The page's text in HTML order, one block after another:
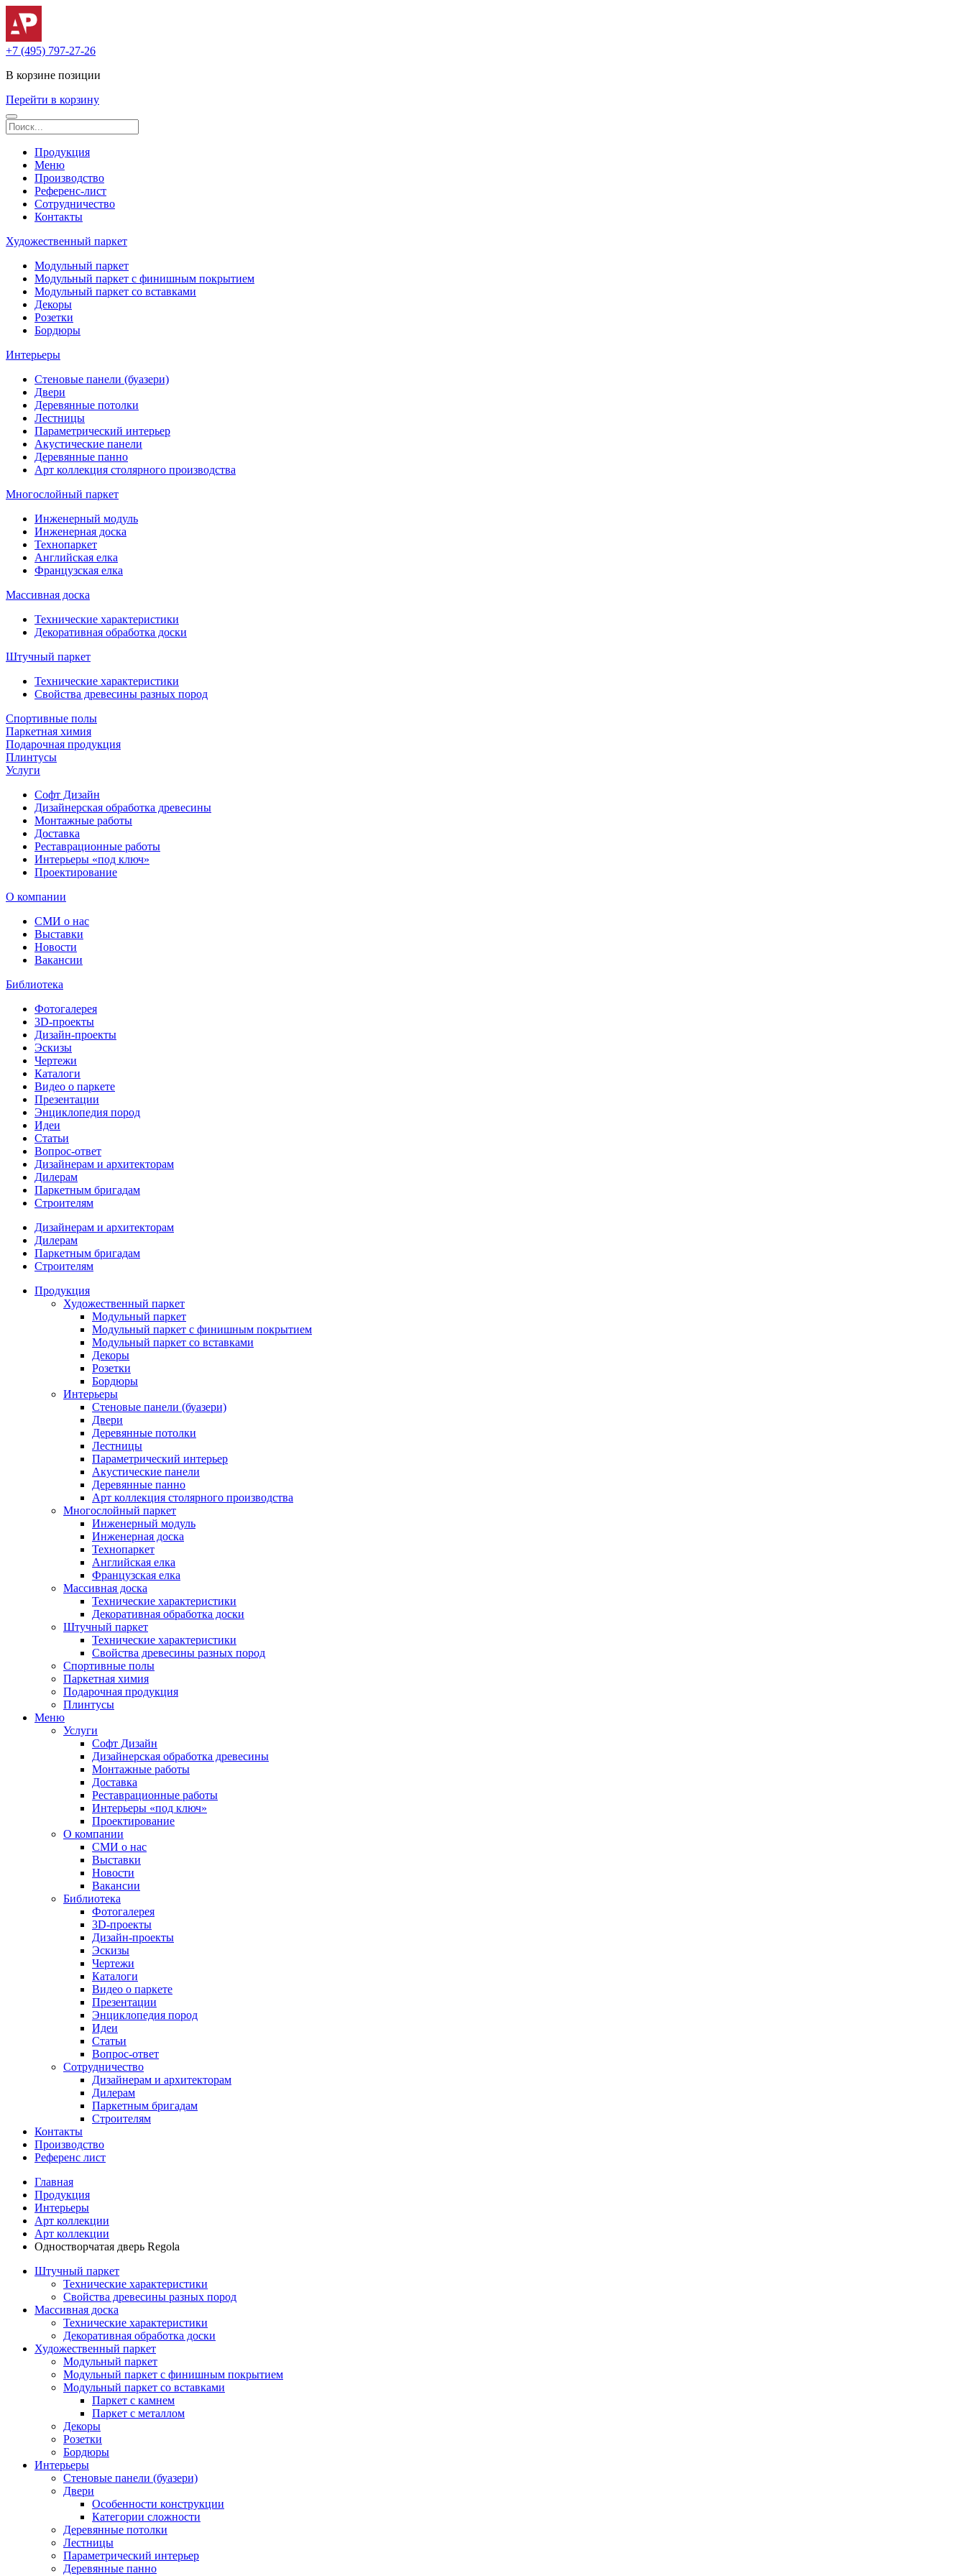
+7 (495) 797-27-26
В корзине позиции
Перейти в корзину
Продукция
Меню
Производство
Референс-лист
Сотрудничество
Контакты
Художественный паркет
Модульный паркет
Модульный паркет с финишным покрытием
Модульный паркет со вставками
Декоры
Розетки
Бордюры
Интерьеры
Стеновые панели (буазери)
Двери
Деревянные потолки
Лестницы
Параметрический интерьер
Акустические панели
Деревянные панно
Арт коллекция столярного производства
Многослойный паркет
Инженерный модуль
Инженерная доска
Технопаркет
Английская елка
Французская елка
Массивная доска
Технические характеристики
Декоративная обработка доски
Штучный паркет
Технические характеристики
Свойства древесины разных пород
Спортивные полы
Паркетная химия
Подарочная продукция
Плинтусы
Услуги
Софт Дизайн
Дизайнерская обработка древесины
Монтажные работы
Доставка
Реставрационные работы
Интерьеры «под ключ»
Проектирование
О компании
СМИ о нас
Выставки
Новости
Вакансии
Библиотека
Фотогалерея
3D-проекты
Дизайн-проекты
Эскизы
Чертежи
Каталоги
Видео о паркете
Презентации
Энциклопедия пород
Идеи
Статьи
Вопрос-ответ
Дизайнерам и архитекторам
Дилерам
Паркетным бригадам
Строителям
Дизайнерам и архитекторам
Дилерам
Паркетным бригадам
Строителям
Продукция
Художественный паркет
Модульный паркет
Модульный паркет с финишным покрытием
Модульный паркет со вставками
Декоры
Розетки
Бордюры
Интерьеры
Стеновые панели (буазери)
Двери
Деревянные потолки
Лестницы
Параметрический интерьер
Акустические панели
Деревянные панно
Арт коллекция столярного производства
Многослойный паркет
Инженерный модуль
Инженерная доска
Технопаркет
Английская елка
Французская елка
Массивная доска
Технические характеристики
Декоративная обработка доски
Штучный паркет
Технические характеристики
Свойства древесины разных пород
Спортивные полы
Паркетная химия
Подарочная продукция
Плинтусы
Меню
Услуги
Софт Дизайн
Дизайнерская обработка древесины
Монтажные работы
Доставка
Реставрационные работы
Интерьеры «под ключ»
Проектирование
О компании
СМИ о нас
Выставки
Новости
Вакансии
Библиотека
Фотогалерея
3D-проекты
Дизайн-проекты
Эскизы
Чертежи
Каталоги
Видео о паркете
Презентации
Энциклопедия пород
Идеи
Статьи
Вопрос-ответ
Сотрудничество
Дизайнерам и архитекторам
Дилерам
Паркетным бригадам
Строителям
Контакты
Производство
Референс лист
Главная
Продукция
Интерьеры
Арт коллекции
Арт коллекции
Одностворчатая дверь Regola
Штучный паркет
Технические характеристики
Свойства древесины разных пород
Массивная доска
Технические характеристики
Декоративная обработка доски
Художественный паркет
Модульный паркет
Модульный паркет с финишным покрытием
Модульный паркет со вставками
Паркет с камнем
Паркет с металлом
Декоры
Розетки
Бордюры
Интерьеры
Стеновые панели (буазери)
Двери
Особенности конструкции
Категории сложности
Деревянные потолки
Лестницы
Параметрический интерьер
Деревянные панно